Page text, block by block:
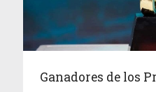
Ganadores de los